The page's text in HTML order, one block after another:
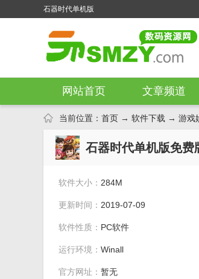
石器时代单机版
网站首页 文章频道
当前位置： 首页 → 软件下载 → 游戏
石器时代单机版免费
软件大小： 284M
更新时间： 2019-07-09
软件性质： PC软件
运行环境： Winall
官方网址： 暂无